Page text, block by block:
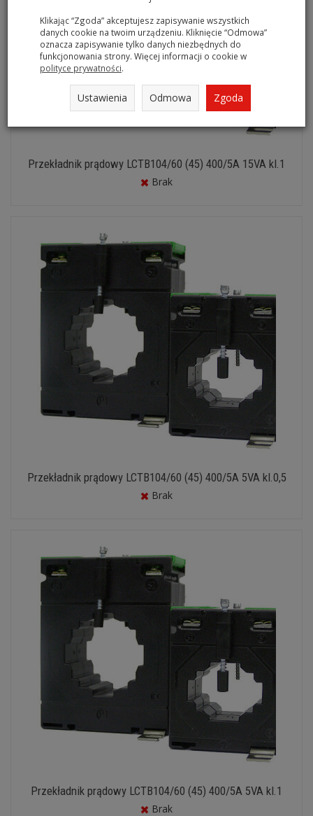
Przekładnik prądowy LCTB104/60 (45) 400/5A 15VA kl.1
Brak
Przekładnik prądowy LCTB104/60 (45) 400/5A 5VA kl.0,5
Brak
Przekładnik prądowy LCTB104/60 (45) 400/5A 5VA kl.1
Brak
Klikając “Zgoda” akceptujesz zapisywanie wszystkich
danych cookie na twoim urządzeniu. Kliknięcie “Odmowa”
oznacza zapisywanie tylko danych niezbędnych do
funkcjonowania strony. Więcej informacji o cookie w
polityce prywatności.
Ustawienia Odmowa Zgoda